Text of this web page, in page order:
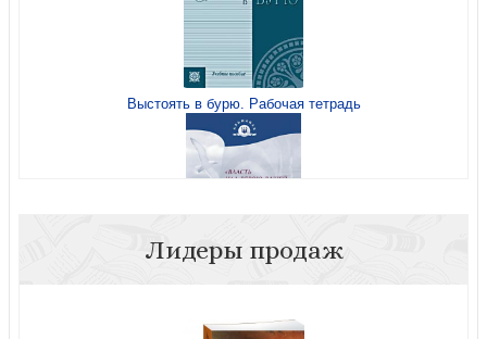
Выстоять в бурю. Рабочая тетрадь
Лидеры продаж